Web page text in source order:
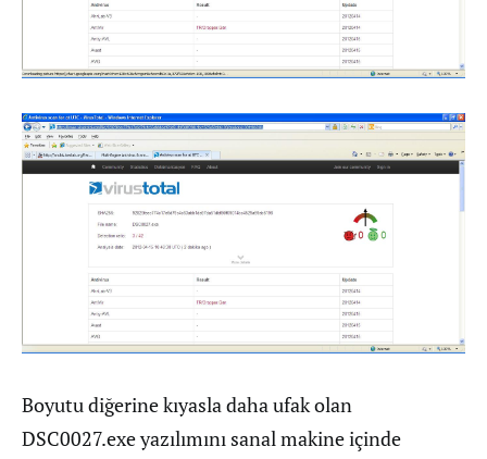
Boyutu diğerine kıyasla daha ufak olan
DSC0027.exe yazılımını sanal makine içinde